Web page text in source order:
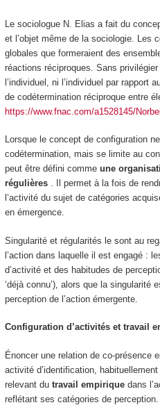
Le sociologue N. Elias a fait du
et l’objet même de la sociologie. Les
globales que formeraient des
réactions réciproques. Sans
l’individuel, ni l’individuel par rapport
de codéterminationréciproque entre
https://www.fnac.com/a1528145/
Lorsque le concept de configuration
codétermination, mais se limite au
peut être défini comme une
régulières . Il permet à la fois de
l’activité du sujet de catégories
en émergence.
Singularité et régularités le sont au
l’action dans laquelle il est engagé:
d’activité et des habitudes de
‘déjà connu’), alors que la singularité
perception de l’action émergente.
Configuration d’activités et travail
Énoncer une relation de co-présence
activité d’identification,
relevant du travail empiriquedans
reflétant ses catégories de perception.